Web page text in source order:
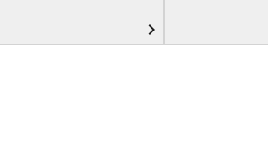
navigate_next